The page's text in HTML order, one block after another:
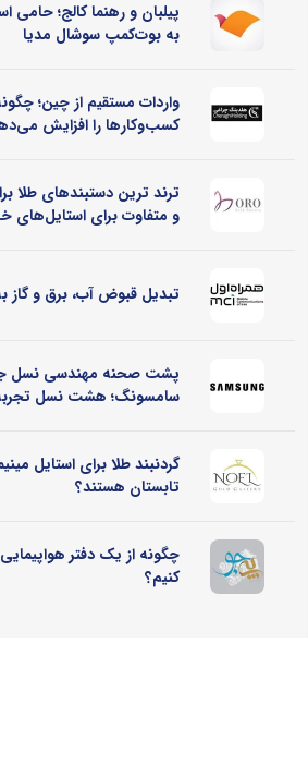
پیلبان و رهنما کالج؛ حامی
به بوت‌کمپ سوشال مدیا
واردات مستقیم از چین؛
کسب‌وکارها را افزایش
ترند ترین دستبندهای طلا
و متفاوت برای استایل‌های
تبدیل قبوض آب، برق و گاز
سامسونگ؛ هشت نسل
گردنبند طلا برای استایل
تابستان هستند؟
چگونه از یک دفتر هواپیمایی
کنیم؟